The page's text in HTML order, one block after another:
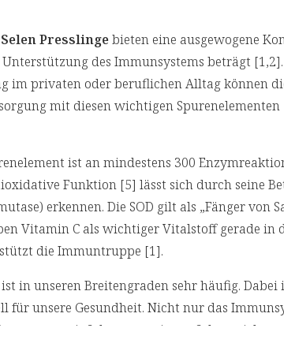
Presslingebieten eine ausgewogene
des Immunsystems beträgt [1,2].
im privaten oder beruflichen Alltag können
mit diesen wichtigen Spurenelementen
ist an mindestens 300
Funktion [5] lässt sich durch seine
erkennen. Die SOD gilt als „Fänger von
Vitamin C als wichtiger Vitalstoff gerade in
die Immuntruppe [1].
in unseren Breitengraden sehr häufig. Dabei
für unsere Gesundheit. Nicht nur das
mit Selen angewiesen. Selen spielt